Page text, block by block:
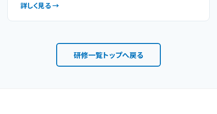
詳しく見る →
研修一覧トップへ戻る